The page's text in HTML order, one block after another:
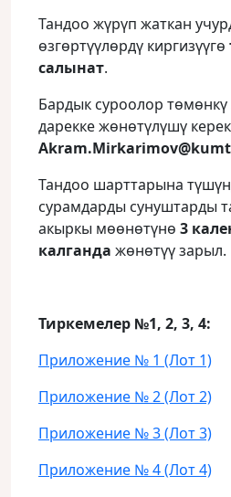
Тандоо жүрүп жаткан
өзгөртүүлөрдү киргизүүгө
салынат.
Бардык суроолор төмөнкү
дарекке жөнөтүлүшү
Akram.Mirkarimov@
Тандоо шарттарына
сурамдарды сунуштарды
акыркы мөөнөтүнө 3
калганда жөнөтүү зарыл.
Тиркемелер №1, 2, 3, 4:
Приложение № 1 (Лот 1)
Приложение № 2 (Лот 2)
Приложение № 3 (Лот 3)
Приложение № 4 (Лот 4)